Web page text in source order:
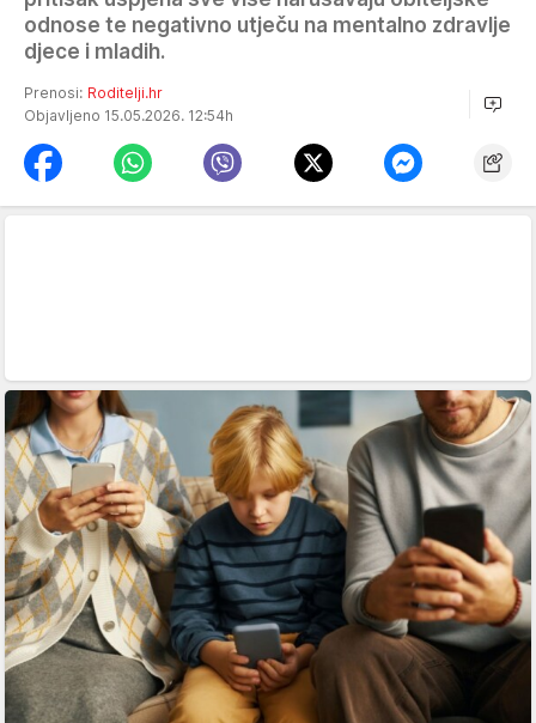
odnose te negativno utječu na mentalno zdravlje
djece i mladih.
Prenosi: Roditelji.hr
Objavljeno 15.05.2026. 12:54h